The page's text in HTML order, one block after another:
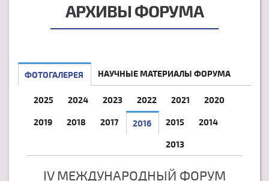
АРХИВЫ ФОРУМА
ФОТОГАЛЕРЕЯ НАУЧНЫЕ МАТЕРИАЛЫ ФОРУМА
2025 2024 2023 2022 2021 2020
2019 2018 2017 2016 2015 2014
2013
IV МЕЖДУНАРОДНЫЙ ФОРУМ